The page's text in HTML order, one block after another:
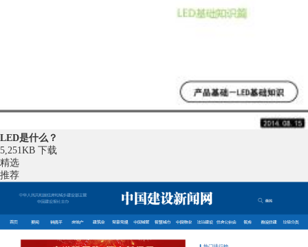
LED是什么？
5,251KB 下载
精选
推荐